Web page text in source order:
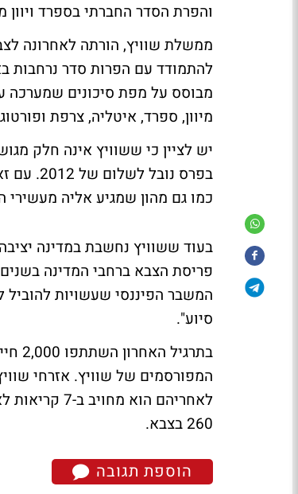
והפרת הסדר החברתי בספרד
להתמודד עם הפרות סדר נרחבות
מיוון, ספרד, איטליה, צרפת
יש לציין כי ששוויץ אינה חלק
בפרס
כמו גם מהון שמגיע אליה מעשירי
פריסת הצבא ברחבי המדינה
המשבר הפיננסי שעשויות
סיוע".
260 בצבא.
הוספת תגובה